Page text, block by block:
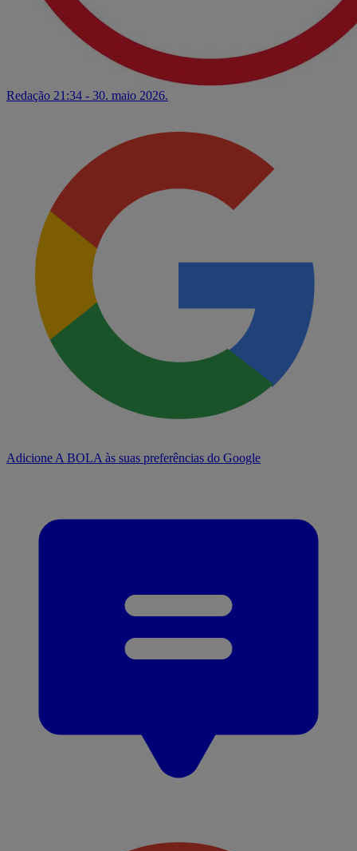
Redação 21:34 - 30. maio 2026.
Adicione A BOLA às suas preferências do Google